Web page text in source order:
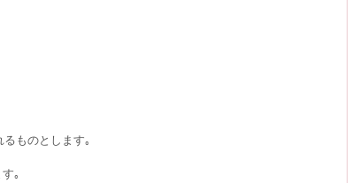
ものとします｡
｡